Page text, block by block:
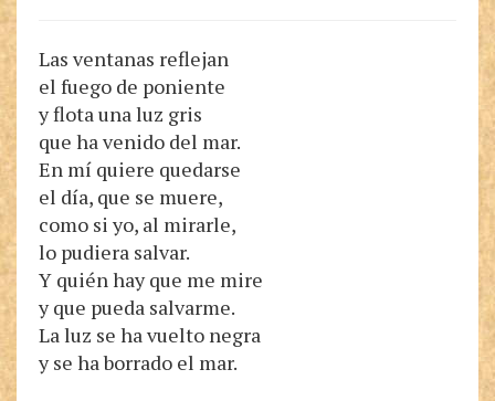
Las ventanas reflejan
el fuego de poniente
y flota una luz gris
que ha venido del mar.
En mí quiere quedarse
el día, que se muere,
como si yo, al mirarle,
lo pudiera salvar.
Y quién hay que me mire
y que pueda salvarme.
La luz se ha vuelto negra
y se ha borrado el mar.